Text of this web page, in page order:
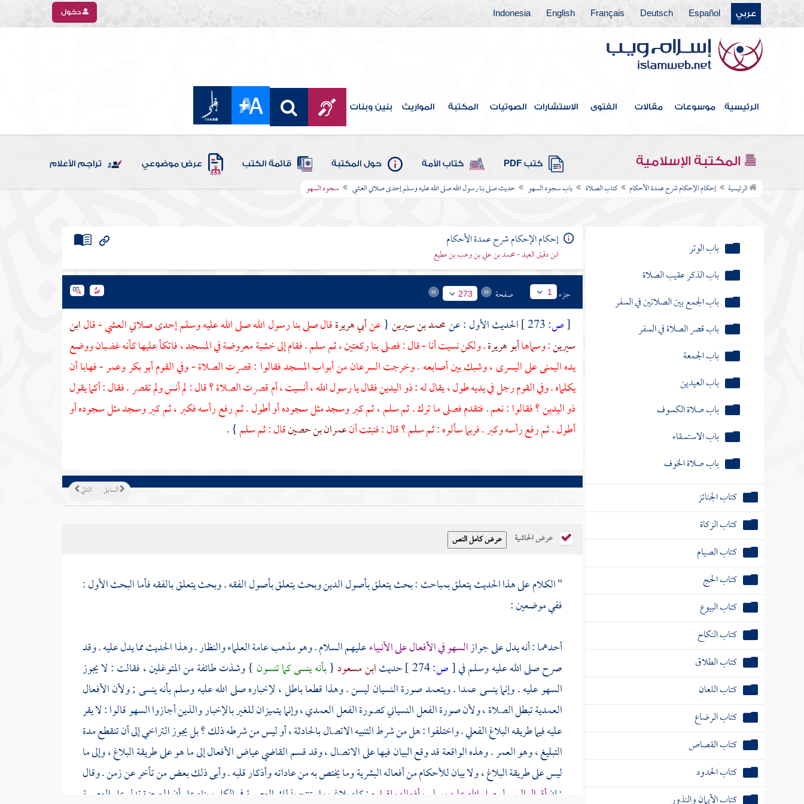
عربي Español
Deutsch
Français
English
Indonesia دخول
الرئيسية موسوعات مقالات الفتوى الاستشارات الصوتيات المكتبة المواريث بنين وبنات
المكتبة الإسلامية كتب PDF كتاب الأمة حول المكتبة قائمة الكتب عرض موضوعي تراجم الأعلام
الرئيسية إحكام الإحكام شرح عمدة الأحكام كتاب الصلاة باب سجود السهو حديث صلى بنا رسول الله صلى الله عليه وسلم إحدى صلاتي العشي سجود السهو
محل السجود
سهو الإمام بالمأمومين
الركعتين الأوليين ولم يجلس
باب المرور بين يدي المصلي
باب جامع
باب التشهد
باب الذكر عقيب الصلاة
باب الجمع بين الصلاتين في السفر
باب قصر الصلاة في السفر
باب الجمعة
باب العيدين
باب صلاة الكسوف
باب الاستسقاء
باب صلاة الخوف
كتاب الجنائز
كتاب الزكاة
كتاب الصيام
كتاب الحج
كتاب البيوع
كتاب النكاح
كتاب الطلاق
كتاب اللعان
كتاب الرضاع
كتاب القصاص
كتاب الحدود
كتاب الأيمان والنذور
كتاب الأطعمة
إحكام الإحكام شرح عمدة الأحكام
ابن دقيق العيد - محمد بن علي بن وهب بن مطيع
جزء 1 صفحة 273
[ص: الحديث الأول : عنمحمد بن سيرين{عنأبي هريرةقال صلى بنا رسول الله صلى الله عليه وسلم إحدى صلاتي العشي - قالابن
سيرين: وسماهاأبو هريرة. ولكن نسيت أنا - قال : فصلى بنا ركعتين ، ثم سلم . فقام إلى خشبة معروضة في المسجد ، فاتكأ عليها كأنه غضبان ووضع
يده اليمنى على اليسرى ، وشبك بين أصابعه . وخرجت السرعان من أبواب المسجد فقالوا : قصرت الصلاة - وفي القومأبو بكروعمر- فهابا أن
يكلماه . وفي القوم رجل في يديه طول ، يقال له : ذو اليدين فقال يا رسول الله ، أنسيت ، أم قصرت الصلاة ؟ قال : لم أنس ولم تقصر . فقال : أكما يقول
ذو اليدين ؟ فقالوا : نعم . فتقدم فصلى ما ترك . ثم سلم ، ثم كبر وسجد مثل سجوده أو أطول . ثم رفع رأسه فكبر ، ثم كبر وسجد مثل سجوده أو
أطول . ثم رفع رأسه وكبر . فربما سألوه : ثم سلم ؟ قال : فنبئت أنعمران بن حصينقال : ثم سلم} .
التالي السابق
عرض الحاشية
" الكلام على هذا الحديث يتعلق بمباحث : بحث يتعلق بأصول الدين وبحث يتعلق بأصول الفقه . وبحث يتعلق بالفقه فأما البحث الأول :
ففي موضعين :
أحدهما : أنه يدل على جوازالسهو في الأفعال على الأنبياءعليهم السلام . وهو مذهب عامة العلماء والنظار . وهذا الحديث مما يدل عليه . وقد
صرح صلى الله عليه وسلم في[ص:274 ] حديثابن مسعود{بأنه ينسى كما تنسون } وشذت طائفة من المتوغلين ، فقالت : لا يجوز
السهو عليه . وإنما ينسى عمدا . ويتعمد صورة النسيان ليسن . وهذا قطعا باطل ، لإخباره صلى الله عليه وسلم بأنه ينسى ; ولأن الأفعال
العمدية تبطل الصلاة ، ولأن صورة الفعل النسياني كصورة الفعل العمدي ، وإنما يتميزان للغير بالإخبار والذين أجازوا السهو قالوا : لا يقر
عليه فيما طريقه البلاغ الفعلي . واختلفوا : هل من شرط التنبيه الاتصال بالحادثة ، أو ليس من شرطه ذلك ؟ بل يجوز التراخي إلى أن تنقطع مدة
التبليغ ، وهو العمر . وهذه الواقعة قد وقع البيان فيها على الاتصال ، وقد قسم القاضيعياضالأفعال إلى ما هو على طريقة البلاغ ، وإلى ما
ليس على طريقة البلاغ ، ولا بيان للأحكام من أفعاله البشرية وما يختص به من عاداته وأذكار قلبه . وأبى ذلك بعض من تأخر عن زمن . وقال
: إنأقوال الرسول صلى الله عليه وسلم وأفعاله وإقراره: كله بلاغ ، واستنتج بذلك العصمة في الكل ، بناء على أن المعجزة تدل على العصمة